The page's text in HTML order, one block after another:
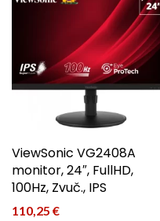
ViewSonic VG2408A
monitor, 24″, FullHD,
100Hz, Zvuč., IPS
110,25 €